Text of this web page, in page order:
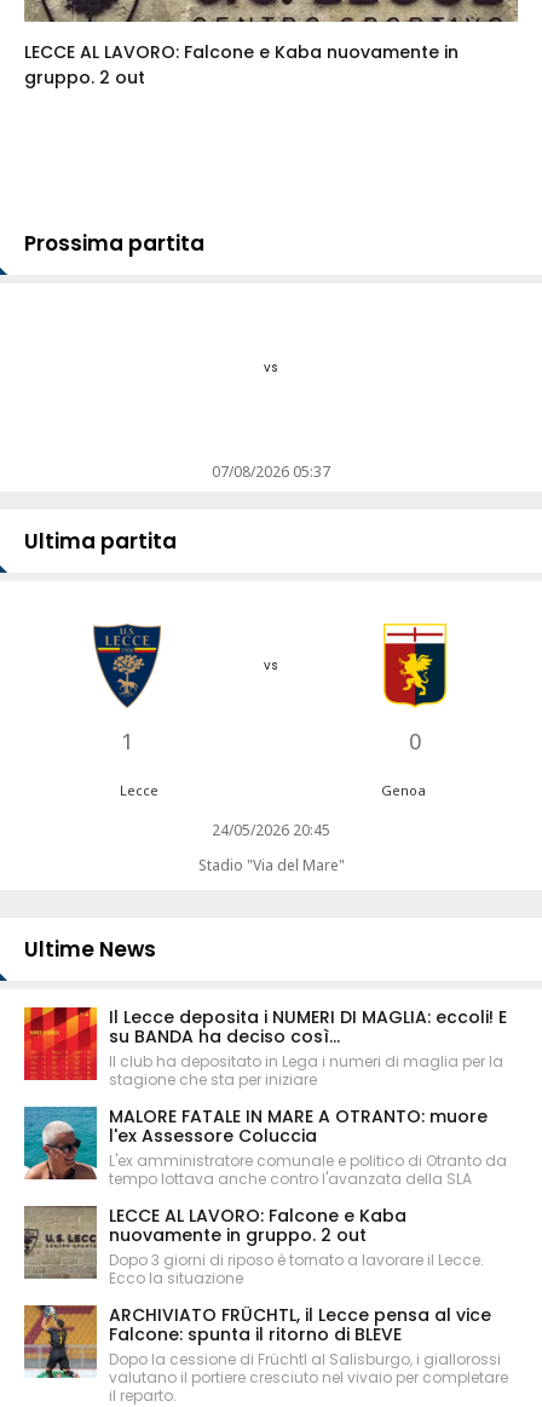
LECCE AL LAVORO: Falcone e Kaba nuovamente in
gruppo. 2 out
Prossima partita
vs
07/08/2026 05:37
Ultima partita
1
vs
0
Lecce Genoa
24/05/2026 20:45
Stadio "Via del Mare"
Ultime News
Il Lecce deposita i NUMERI DI MAGLIA: eccoli! E
su BANDA ha deciso così...
Il club ha depositato in Lega i numeri di maglia per la
stagione che sta per iniziare
MALORE FATALE IN MARE A OTRANTO: muore
l'ex Assessore Coluccia
L'ex amministratore comunale e politico di Otranto da
tempo lottava anche contro l'avanzata della SLA
LECCE AL LAVORO: Falcone e Kaba
nuovamente in gruppo. 2 out
Dopo 3 giorni di riposo è tornato a lavorare il Lecce.
Ecco la situazione
ARCHIVIATO FRÜCHTL, il Lecce pensa al vice
Falcone: spunta il ritorno di BLEVE
Dopo la cessione di Früchtl al Salisburgo, i giallorossi
valutano il portiere cresciuto nel vivaio per completare
il reparto.